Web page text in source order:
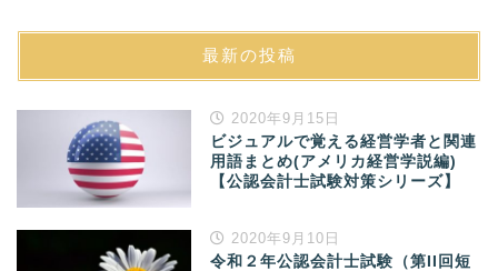
最新の投稿
2020年9月15日
ビジュアルで覚える経営学者と関連
用語まとめ(アメリカ経営学説編)
【公認会計士試験対策シリーズ】
2020年9月10日
令和２年公認会計士試験（第II回短